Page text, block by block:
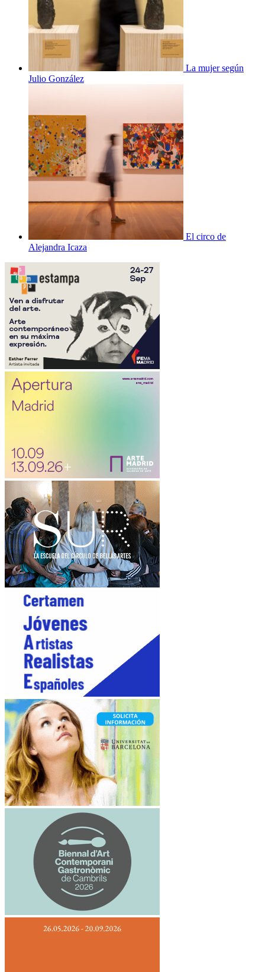
La mujer según
Julio González
El circo de
Alejandra Icaza